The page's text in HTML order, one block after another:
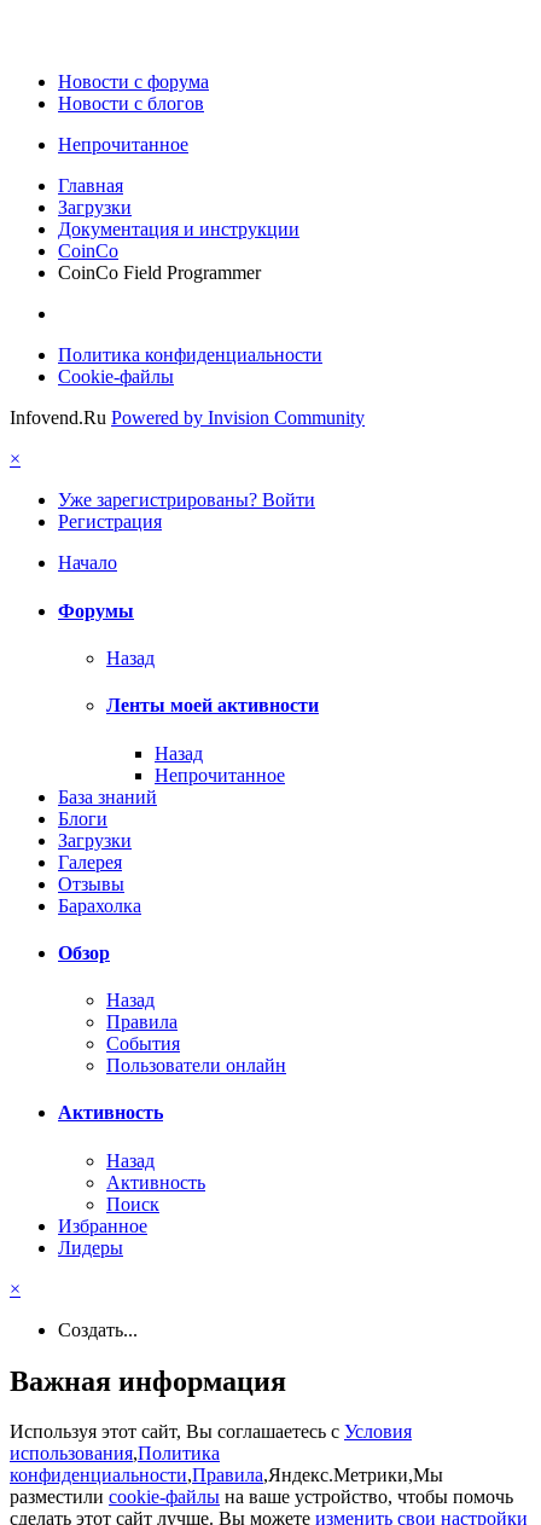
Новости c форума
Новости с блогов
Непрочитанное
Главная
Загрузки
Документация и инструкции
CoinCo
CoinCo Field Programmer
Политика конфиденциальности
Cookie-файлы
Infovend.Ru Powered by Invision Community
×
Уже зарегистрированы? Войти
Регистрация
Начало
Форумы
Назад
Ленты моей активности
Назад
Непрочитанное
База знаний
Блоги
Загрузки
Галерея
Отзывы
Барахолка
Обзор
Назад
Правила
События
Пользователи онлайн
Активность
Назад
Активность
Поиск
Избранное
Лидеры
×
Создать...
Важная информация
Используя этот сайт, Вы соглашаетесь с Условия
использования,Политика
конфиденциальности,Правила,Яндекс.Метрики,Мы
разместили cookie-файлы на ваше устройство, чтобы помочь
сделать этот сайт лучше. Вы можете изменить свои настройки